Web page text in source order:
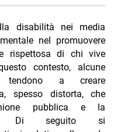
autentica e rispettosa
del cast
shark
show in studio
disabilità nei media
nel promuovere
e rispettosa di chi vive
contesto, alcune
tendono a creare
spesso distorta, che
pubblica e la
Di seguito si